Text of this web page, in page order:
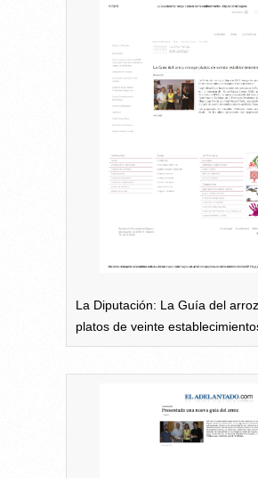
La Diputación: La Guía del
platos de veinte